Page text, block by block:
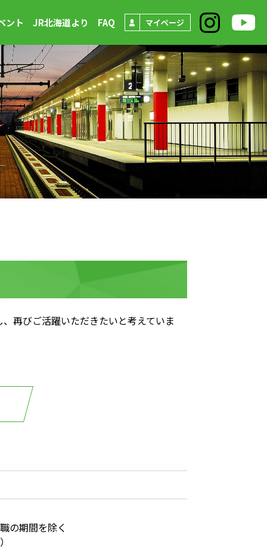
ント JR北海道より FAQ マイページ
再びご活躍いただきたいと考えていま
の期間を除く